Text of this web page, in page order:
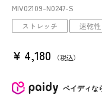
MIV02109-N0247-S
ストレッチ
速乾性
¥ 4,180 税込
ペイディな